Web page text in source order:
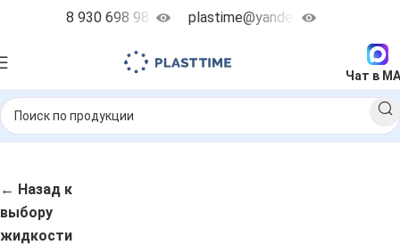
8 930 698 98 38 plastime@yandex.ru
Чат в
← Назад к
выбору
жидкости